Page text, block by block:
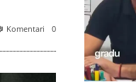
Komentari 0